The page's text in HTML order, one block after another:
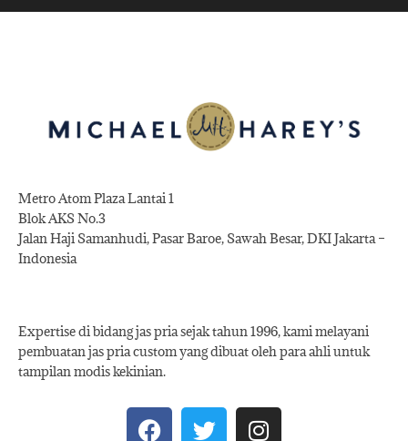
Metro Atom Plaza Lantai 1
Blok AKS No.3
Jalan Haji Samanhudi, Pasar Baroe, Sawah Besar, DKI Jakarta –
Indonesia
Expertise di bidang jas pria sejak tahun 1996, kami melayani
pembuatan jas pria custom yang dibuat oleh para ahli untuk
tampilan modis kekinian.